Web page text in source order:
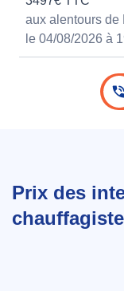
aux alentours
le 04/08/2026 à
Prix des